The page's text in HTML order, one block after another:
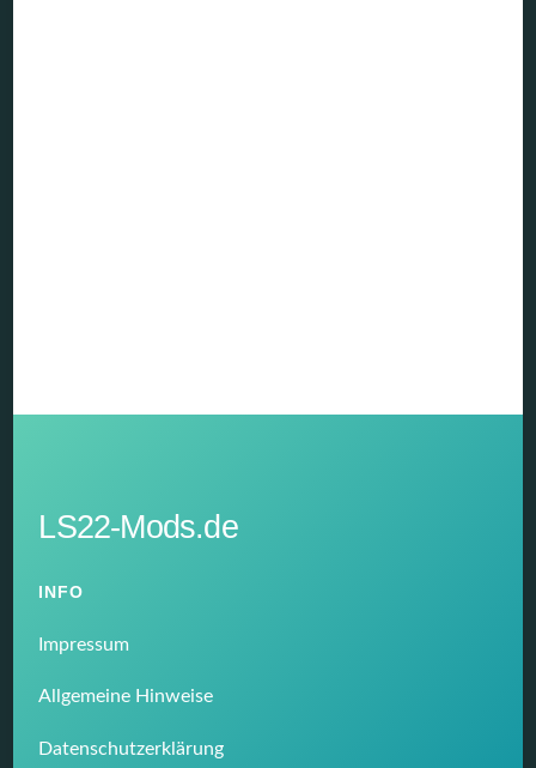
LS22-Mods.de
INFO
Impressum
Allgemeine Hinweise
Datenschutzerklärung